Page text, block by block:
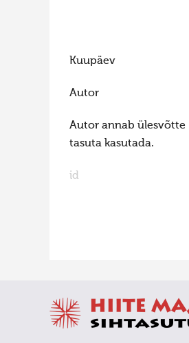
Kuupäev
Autor
Autor annab ülesvõtte
tasuta kasutada.
id